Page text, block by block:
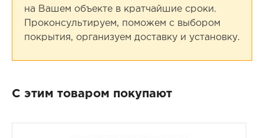
на Вашем объекте в кратчайшие сроки.
Проконсультируем, поможем с выбором
покрытия, организуем доставку и установку.
С этим товаром покупают